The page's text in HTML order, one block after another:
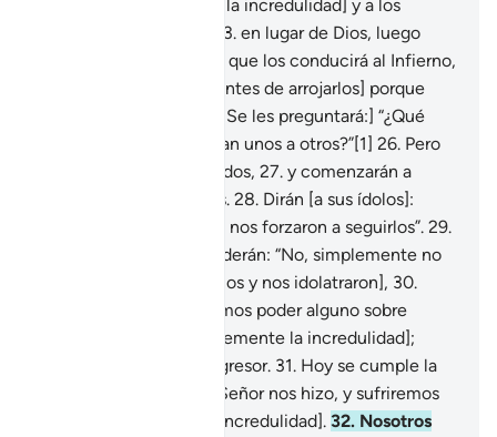
junto con sus pares [en la incredulidad] y a los
23. en lugar de Dios, luego
arréenlos por el camino que los conducirá al Infierno,
pero deténganlos [antes de arrojarlos] porque
[Se les preguntará:] “¿Qué
sucede que no se ayudan unos a otros?”[1] 26. Pero
ese día estarán entregados, 27. y comenzarán a
reclamarse unos a otros. 28. Dirán [a sus ídolos]:
“Ustedes, con su poder, nos forzaron a seguirlos”. 29.
Pero [los ídolos] responderán: “No, simplemente no
fueron creyentes [en Dios y nos idolatraron], 30.
pues nosotros no teníamos poder alguno sobre
ustedes [y eligieron libremente la incredulidad];
fueron un pueblo transgresor. 31. Hoy se cumple la
amenaza que Nuestro Señor nos hizo, y sufriremos
el castigo [por nuestra incredulidad]. 32. Nosotros